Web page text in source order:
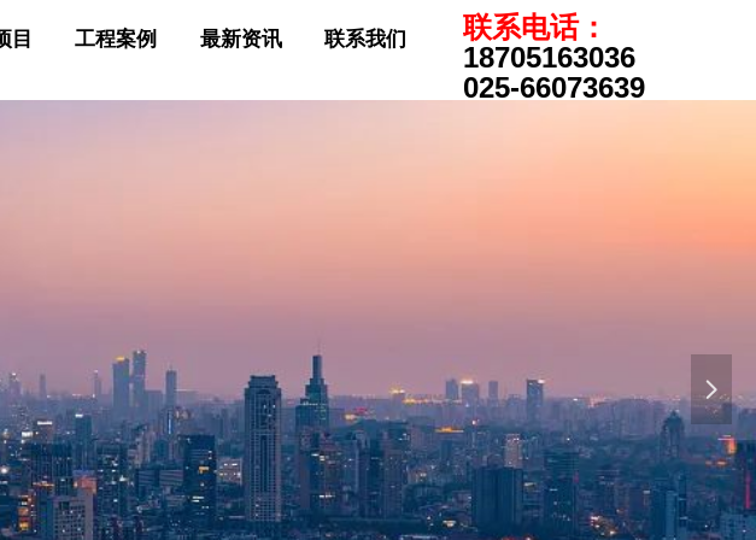
目 工程案例 最新资讯 联系我们
新
美好未来
넲
联系电话：
18705163036
025-66073639